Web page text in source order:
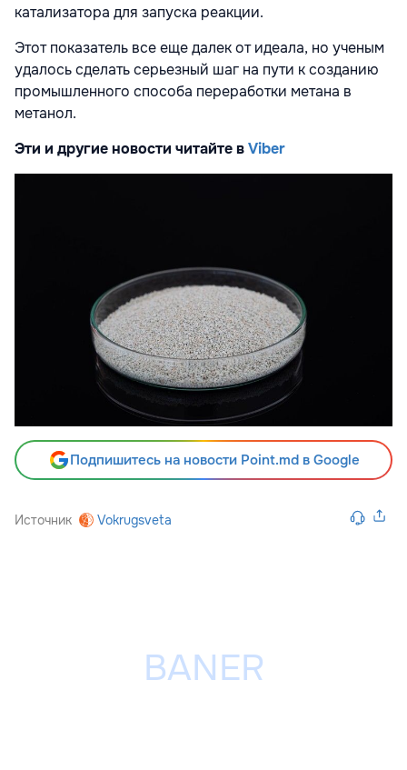
катализатора для запуска реакции.
Этот показатель все еще далек от идеала, но ученым
удалось сделать серьезный шаг на пути к созданию
промышленного способа переработки метана в
метанол.
Эти и другие новости читайте вViber
Подпишитесь на новости Point.md в Google
Источник Vokrugsveta